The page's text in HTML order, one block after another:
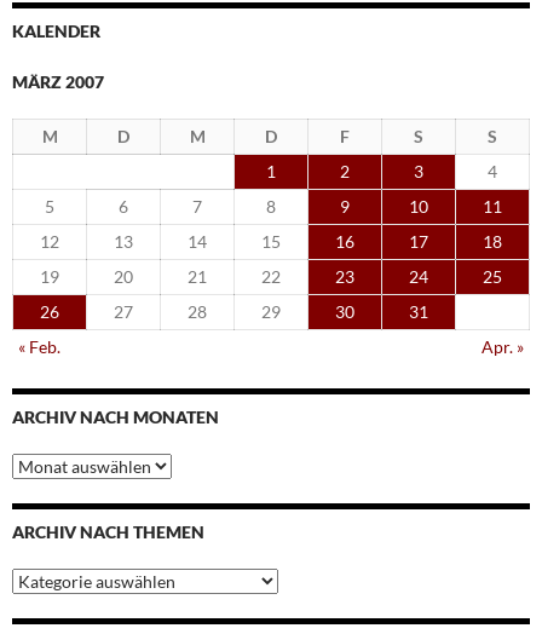
KALENDER
MÄRZ 2007
M D M D F S
S
1
2 3
4
5
6 7 8 9 10
11
12
13 14 15 16 17
18
19
20 21 22 23 24
25
26
27 28 29 30
31
« Feb.
Apr. »
ARCHIV NACH MONATEN
Archiv
nach
Monaten
ARCHIV NACH THEMEN
Archiv
nach
Themen